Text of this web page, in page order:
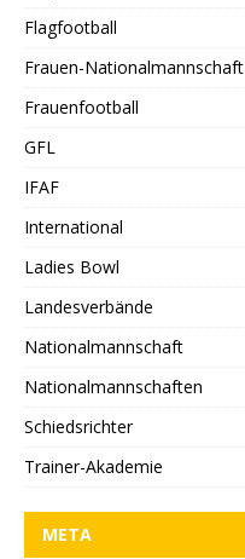
Flagfootball
Frauen-Nationalmannschaft
Frauenfootball
GFL
IFAF
International
Ladies Bowl
Landesverbände
Nationalmannschaft
Nationalmannschaften
Schiedsrichter
Trainer-Akademie
META